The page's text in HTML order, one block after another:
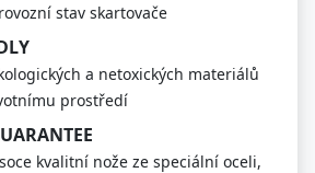
stav skartovače
a netoxických materiálů
prostředí
kvalitní nože ze speciální oceli,